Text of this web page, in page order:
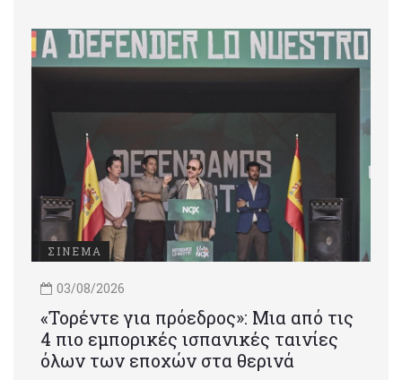
ΣΙΝΕΜΑ
03/08/2026
«Τορέντε για πρόεδρος»: Mια από τις
4 πιο εμπορικές ισπανικές ταινίες
όλων των εποχών στα θερινά